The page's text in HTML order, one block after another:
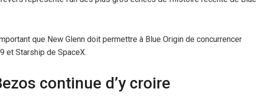
que New Glenn doit permettre à Blue Origin de concurrencer
et Starship de SpaceX.
continue d’y croire